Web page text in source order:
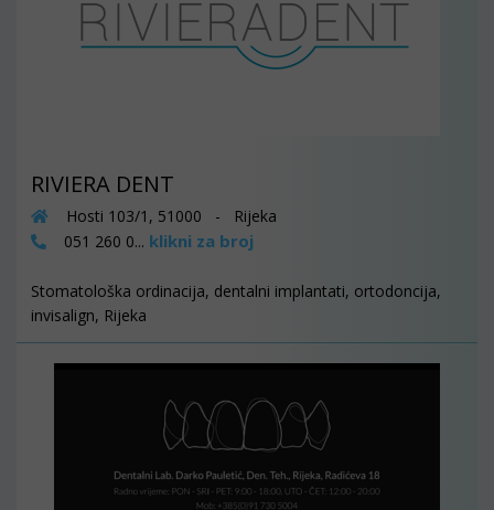
RIVIERA DENT
Hosti 103/1, 51000 - Rijeka
051 260 0... klikni za broj
Stomatološka ordinacija, dentalni implantati, ortodoncija,
invisalign, Rijeka